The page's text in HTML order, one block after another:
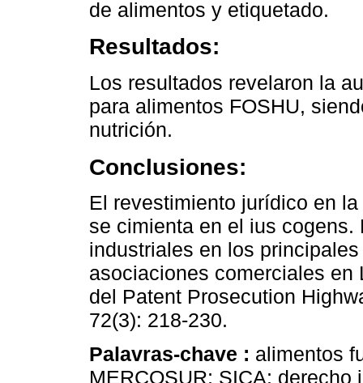
de alimentos y etiquetado.
Resultados:
Los resultados revelaron la
para alimentos FOSHU,
nutrición.
Conclusiones:
El revestimiento jurídico en
se cimienta en el ius
industriales en los
asociaciones comerciales en
del Patent Prosecution
72(3): 218-230.
Palavras-chave : alimentos
MERCOSUR; SICA; derecho